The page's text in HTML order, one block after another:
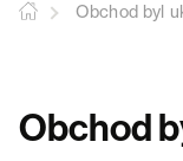
Obchod byl
Obchod